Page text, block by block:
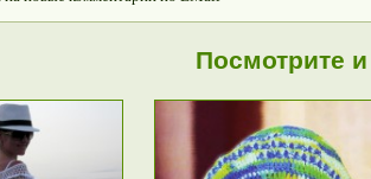
Посмотрите